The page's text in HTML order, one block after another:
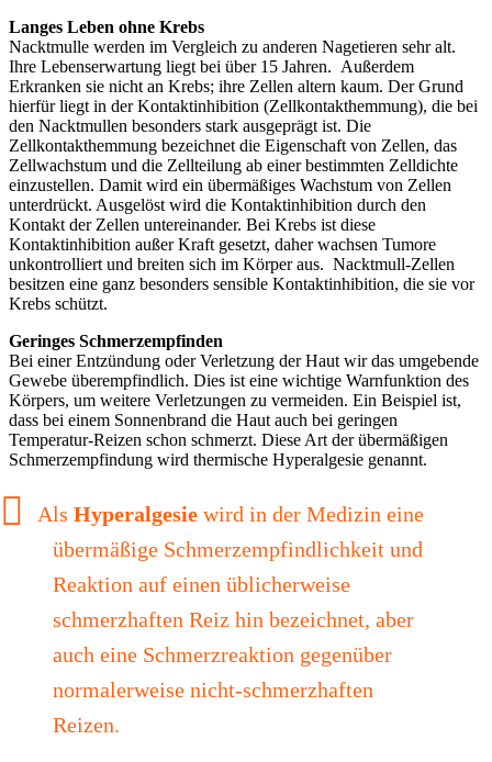
Langes Leben ohne Krebs
Nacktmulle werden im Vergleich zu anderen Nagetieren sehr alt.
Ihre Lebenserwartung liegt bei über 15 Jahren. Außerdem
Erkranken sie nicht an Krebs; ihre Zellen altern kaum. Der Grund
hierfür liegt in der Kontaktinhibition (Zellkontakthemmung), die bei
den Nacktmullen besonders stark ausgeprägt ist. Die
Zellkontakthemmung bezeichnet die Eigenschaft von Zellen, das
Zellwachstum und die Zellteilung ab einer bestimmten Zelldichte
einzustellen. Damit wird ein übermäßiges Wachstum von Zellen
unterdrückt. Ausgelöst wird die Kontaktinhibition durch den
Kontakt der Zellen untereinander. Bei Krebs ist diese
Kontaktinhibition außer Kraft gesetzt, daher wachsen Tumore
unkontrolliert und breiten sich im Körper aus. Nacktmull-Zellen
besitzen eine ganz besonders sensible Kontaktinhibition, die sie vor
Krebs schützt.
Geringes Schmerzempfinden
Bei einer Entzündung oder Verletzung der Haut wir das umgebende
Gewebe überempfindlich. Dies ist eine wichtige Warnfunktion des
Körpers, um weitere Verletzungen zu vermeiden. Ein Beispiel ist,
dass bei einem Sonnenbrand die Haut auch bei geringen
Temperatur-Reizen schon schmerzt. Diese Art der übermäßigen
Schmerzempfindung wird thermische Hyperalgesie genannt.
Als Hyperalgesie wird in der Medizin eine
übermäßige Schmerzempfindlichkeit und
Reaktion auf einen üblicherweise
schmerzhaften Reiz hin bezeichnet, aber
auch eine Schmerzreaktion gegenüber
normalerweise nicht-schmerzhaften
Reizen.